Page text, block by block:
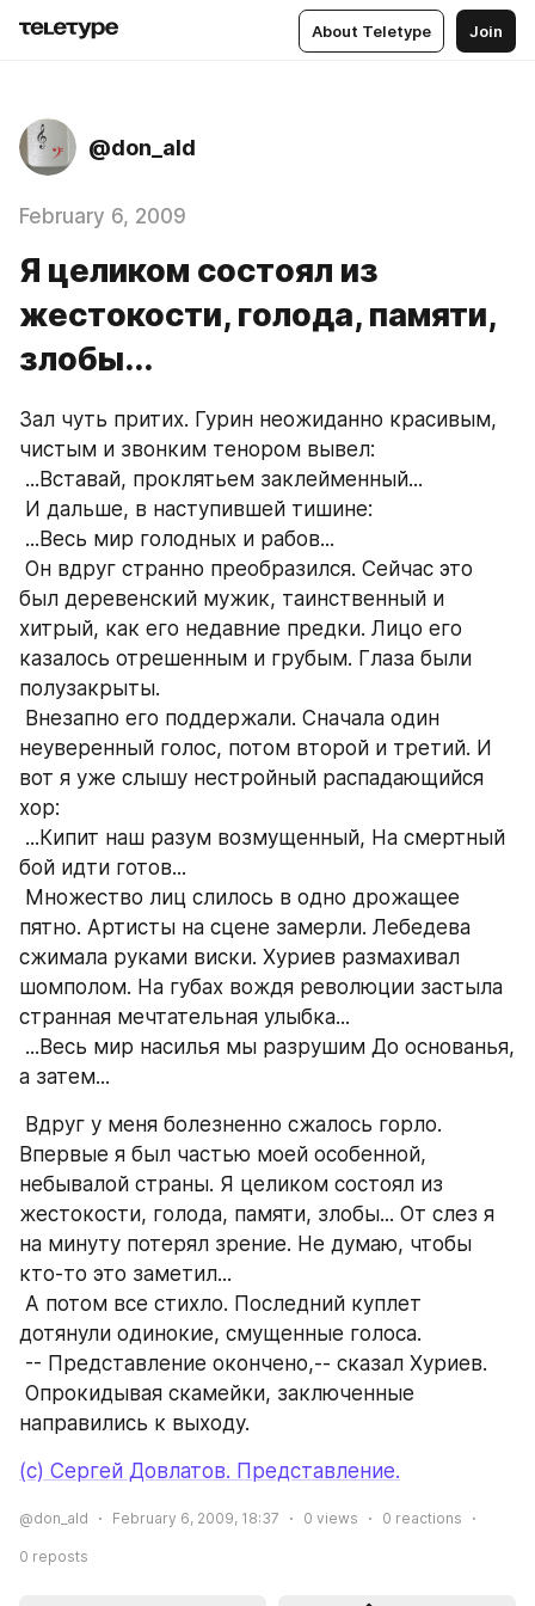
About Teletype Join
@don_ald
February 6, 2009
Я целиком состоял из
жестокости, голода, памяти,
злобы...
Зал чуть притих. Гурин неожиданно красивым,
чистым и звонким тенором вывел:
...Вставай, проклятьем заклейменный...
И дальше, в наступившей тишине:
...Весь мир голодных и рабов...
был деревенский мужик, таинственный и
хитрый, как его недавние предки. Лицо его
казалось отрешенным и грубым. Глаза были
полузакрыты.
неуверенный голос, потом второй и третий. И
вот я уже слышу нестройный распадающийся
хор:
бой идти готов...
пятно. Артисты на сцене замерли. Лебедева
сжимала руками виски. Хуриев размахивал
шомполом. На губах вождя революции застыла
странная мечтательная улыбка...
а затем...
Впервые я был частью моей особенной,
небывалой страны. Я целиком состоял из
жестокости, голода, памяти, злобы... От слез я
на минуту потерял зрение. Не думаю, чтобы
кто-то это заметил...
дотянули одинокие, смущенные голоса.
-- Представление окончено,-- сказал Хуриев.
направились к выходу.
(c) Сергей Довлатов. Представление.
@don_ald February 6, 2009, 18:37 0 views 0 reactions
0 reposts